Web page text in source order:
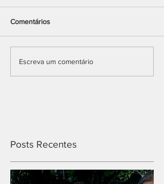
Comentários
Escreva um comentário
Posts Recentes